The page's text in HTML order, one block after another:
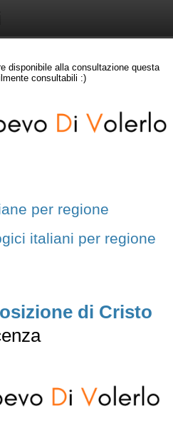
disponibile alla consultazione questa
consultabili :)
per regione
italiani per regione
di Cristo